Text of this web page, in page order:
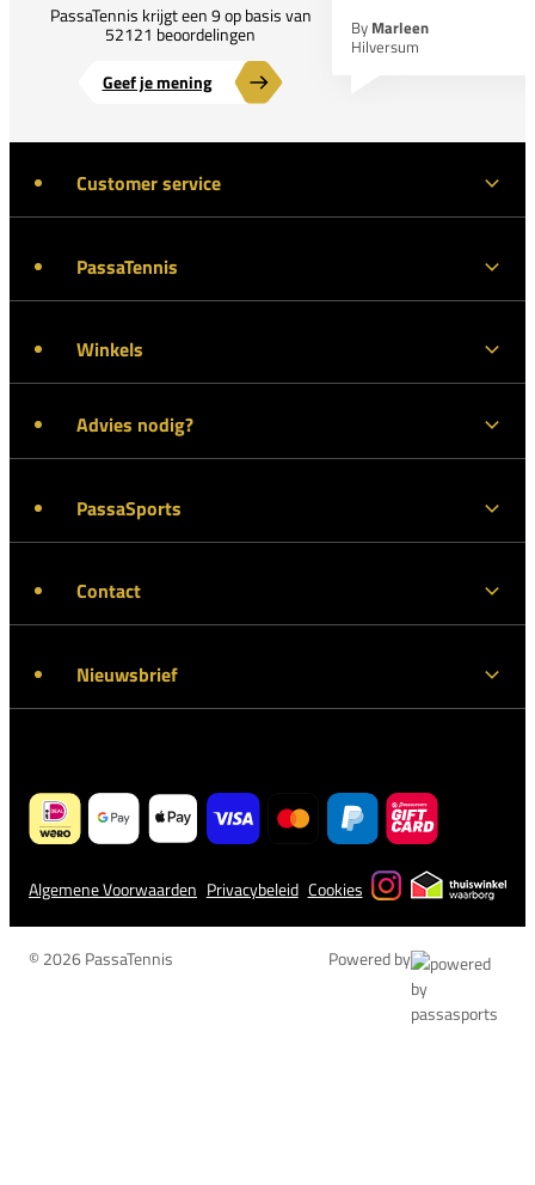
PassaTennis krijgt een 9 op basis van
52121 beoordelingen
Geef je mening
By Marleen
Hilversum
Customer service
PassaTennis
Winkels
Advies nodig?
PassaSports
Contact
Nieuwsbrief
Algemene Voorwaarden Privacybeleid Cookies
© 2026 PassaTennis Powered by